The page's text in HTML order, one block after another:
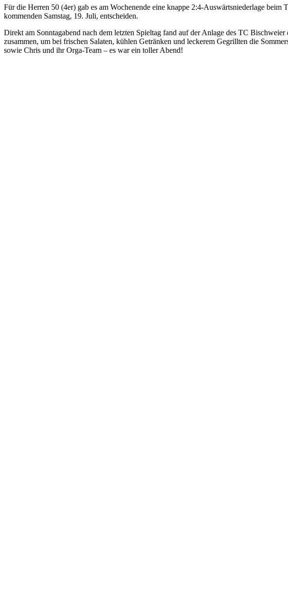
Für die Herren 50 (4er) gab es am Wochenende eine knappe 2:4-Auswärtsniederlage
kommenden Samstag, 19. Juli, entscheiden.
Direkt am Sonntagabend nach dem letzten Spieltag fand auf der Anlage des TC
zusammen, um bei frischen Salaten, kühlen Getränken und leckerem Gegrillten die
sowie Chris und ihr Orga-Team – es war ein toller Abend!